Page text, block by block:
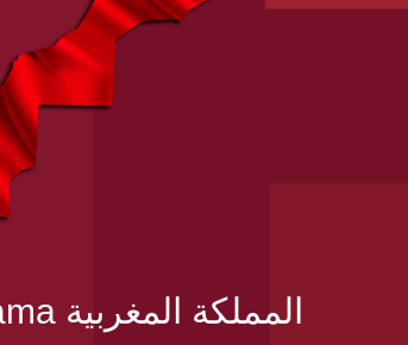
Megarama المملكة المغربية